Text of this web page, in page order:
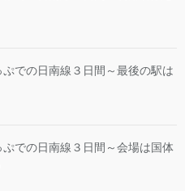
での日南線３日間～最後の駅は
での日南線３日間～会場は国体